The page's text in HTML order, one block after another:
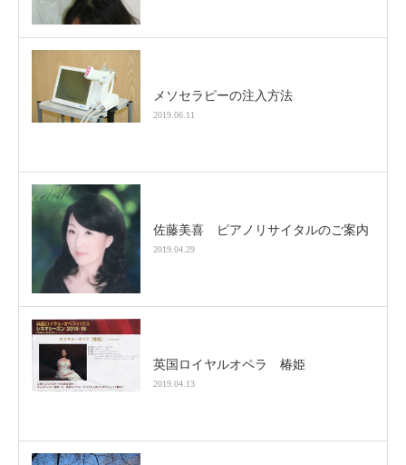
メソセラピーの注入方法
2019.06.11
佐藤美喜 ピアノリサイタルのご案内
2019.04.29
英国ロイヤルオペラ 椿姫
2019.04.13